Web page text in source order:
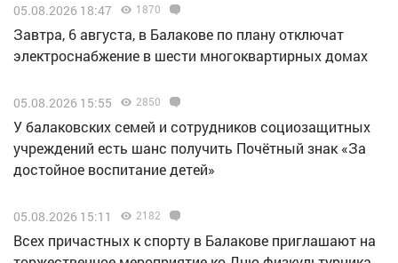
05.08.2026 18:47 1870
Завтра, 6 августа, в Балакове по плану отключат
электроснабжение в шести многоквартирных домах
05.08.2026 15:55 2850
У балаковских семей и сотрудников социозащитных
учреждений есть шанс получить Почётный знак «За
достойное воспитание детей»
05.08.2026 15:11 2182
Всех причастных к спорту в Балакове приглашают на